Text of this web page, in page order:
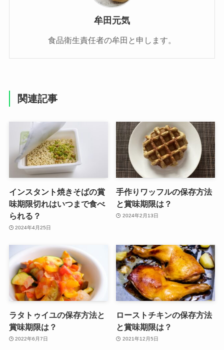
牟田元気
食品衛生責任者の牟田と申します。
関連記事
インスタント焼きそばの賞
味期限切れはいつまで食べ
られる？
2024年4月25日
手作りワッフルの保存方法
と賞味期限は？
2024年2月13日
ラタトゥイユの保存方法と
賞味期限は？
2022年6月7日
ローストチキンの保存方法
と賞味期限は？
2021年12月5日